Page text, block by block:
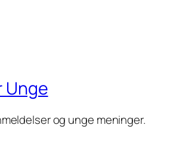
Unge
og unge meninger.